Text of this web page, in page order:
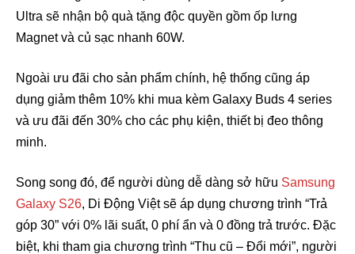
Ultra sẽ nhận bộ quà tặng độc quyền gồm ốp lưng
Magnet và củ sạc nhanh 60W.
Ngoài ưu đãi cho sản phẩm chính, hệ thống cũng áp
dụng giảm thêm 10% khi mua kèm Galaxy Buds 4 series
và ưu đãi đến 30% cho các phụ kiện, thiết bị đeo thông
minh.
Song song đó, để người dùng dễ dàng sở hữu Samsung
Galaxy S26, Di Động Việt sẽ áp dụng chương trình “Trả
góp 30” với 0% lãi suất, 0 phí ẩn và 0 đồng trả trước. Đặc
biệt, khi tham gia chương trình “Thu cũ – Đổi mới”, người